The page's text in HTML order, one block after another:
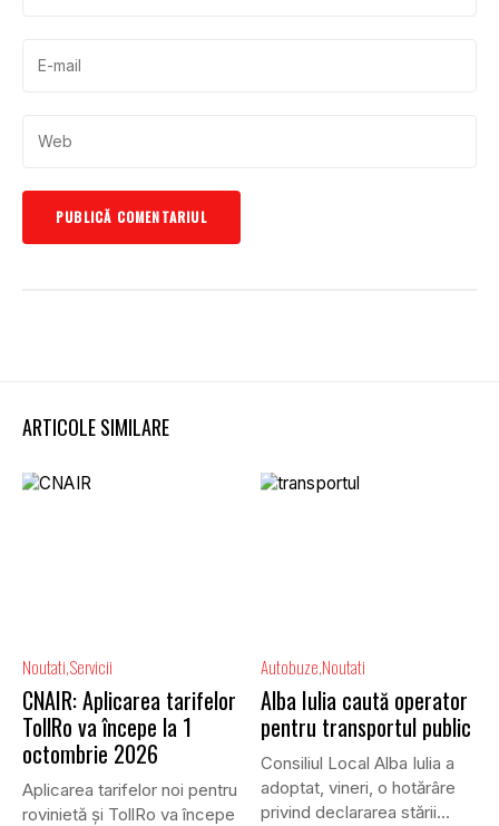
ARTICOLE SIMILARE
Noutati Servicii
CNAIR: Aplicarea tarifelor
TollRo va începe la 1
octombrie 2026
Aplicarea tarifelor noi pentru
rovinietă și TollRo va începe
Autobuze Noutati
Alba Iulia caută operator
pentru transportul public
Consiliul Local Alba Iulia a
adoptat, vineri, o hotărâre
privind declararea stării...